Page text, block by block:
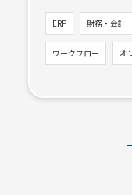
ERP 財務・会計
ワークフロー オ